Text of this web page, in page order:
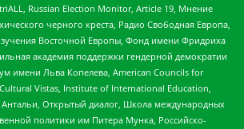
Russian Election Monitor, Article 19, Мнение
черного креста, Радио Свободная Европа,
Восточной Европы, Фонд имени Фридриха
академия поддержки гендерной демократии
имени Льва Копелева, American Councils for
Vistas, Institute of International Education,
Открытый диалог, Школа международных
политики им Питера Мунка, Российско-